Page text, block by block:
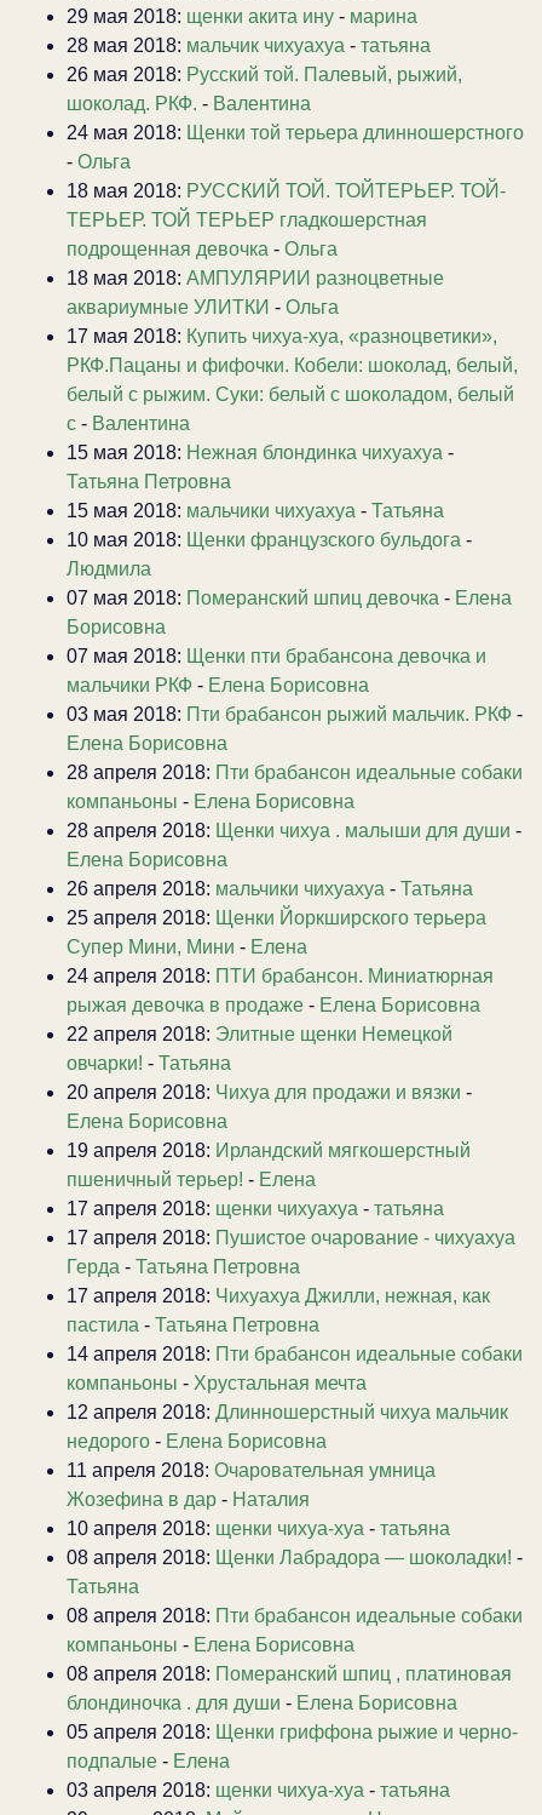
29 мая 2018: щенки акита ину - марина
28 мая 2018: мальчик чихуахуа - татьяна
26 мая 2018: Русский той. Палевый, рыжий,
шоколад. РКФ. - Валентина
24 мая 2018: Щенки той терьера длинношерстного
- Ольга
18 мая 2018: РУССКИЙ ТОЙ. ТОЙТЕРЬЕР. ТОЙ-
ТЕРЬЕР. ТОЙ ТЕРЬЕР гладкошерстная
подрощенная девочка - Ольга
18 мая 2018: АМПУЛЯРИИ разноцветные
аквариумные УЛИТКИ - Ольга
17 мая 2018: Купить чихуа-хуа, «разноцветики»,
РКФ.Пацаны и фифочки. Кобели: шоколад, белый,
белый с рыжим. Суки: белый с шоколадом, белый
с - Валентина
15 мая 2018: Нежная блондинка чихуахуа -
Татьяна Петровна
15 мая 2018: мальчики чихуахуа - Татьяна
10 мая 2018: Щенки французского бульдога -
Людмила
07 мая 2018: Померанский шпиц девочка - Елена
Борисовна
07 мая 2018: Щенки пти брабансона девочка и
мальчики РКФ - Елена Борисовна
03 мая 2018: Пти брабансон рыжий мальчик. РКФ -
Елена Борисовна
28 апреля 2018: Пти брабансон идеальные собаки
компаньоны - Елена Борисовна
28 апреля 2018: Щенки чихуа . малыши для души -
Елена Борисовна
26 апреля 2018: мальчики чихуахуа - Татьяна
25 апреля 2018: Щенки Йоркширского терьера
Супер Мини, Мини - Елена
24 апреля 2018: ПТИ брабансон. Миниатюрная
рыжая девочка в продаже - Елена Борисовна
22 апреля 2018: Элитные щенки Немецкой
овчарки! - Татьяна
20 апреля 2018: Чихуа для продажи и вязки -
Елена Борисовна
19 апреля 2018: Ирландский мягкошерстный
пшеничный терьер! - Елена
17 апреля 2018: щенки чихуахуа - татьяна
17 апреля 2018: Пушистое очарование - чихуахуа
Герда - Татьяна Петровна
17 апреля 2018: Чихуахуа Джилли, нежная, как
пастила - Татьяна Петровна
14 апреля 2018: Пти брабансон идеальные собаки
компаньоны - Хрустальная мечта
12 апреля 2018: Длинношерстный чихуа мальчик
недорого - Елена Борисовна
11 апреля 2018: Очаровательная умница
Жозефина в дар - Наталия
10 апреля 2018: щенки чихуа-хуа - татьяна
08 апреля 2018: Щенки Лабрадора — шоколадки! -
Татьяна
08 апреля 2018: Пти брабансон идеальные собаки
компаньоны - Елена Борисовна
08 апреля 2018: Померанский шпиц , платиновая
блондиночка . для души - Елена Борисовна
05 апреля 2018: Щенки гриффона рыжие и черно-
подпалые - Елена
03 апреля 2018: щенки чихуа-хуа - татьяна